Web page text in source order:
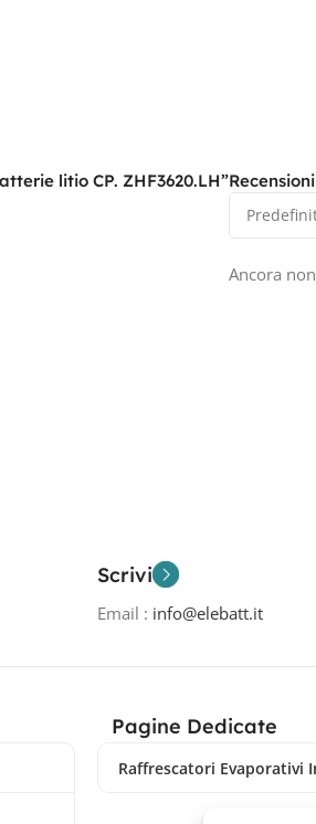
Recensioni
Ancora
litio CP. ZHF3620.LH”
Scrivi
Email : info@elebatt.it
Pagine Dedicate
Raffrescatori Evaporativi